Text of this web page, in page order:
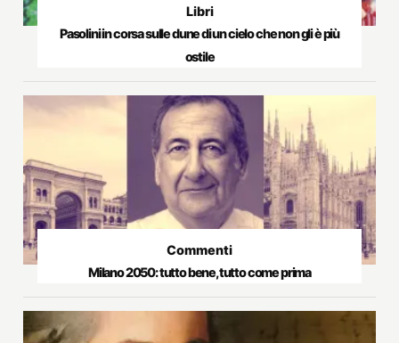
Libri
Pasolini in corsa sulle dune di un cielo che non gli è più
ostile
Commenti
Milano 2050: tutto bene, tutto come prima